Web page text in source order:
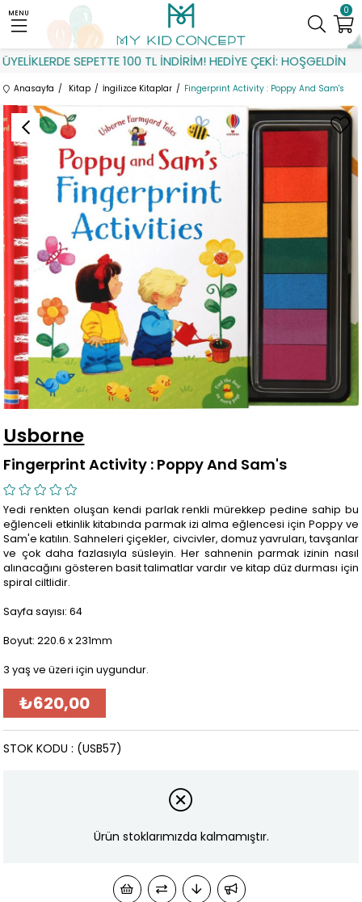
SEPETTE 100 TL İNDİRİM! HEDİYE ÇEKİ: HOŞGELDİN
0
MENU
Anasayfa Kitap İngilizce Kitaplar Fingerprint Activity : Poppy And Sam's
Usborne
Fingerprint Activity : Poppy And Sam's
Yedi renkten oluşan kendi parlak renkli mürekkep pedine sahip bu
eğlenceli etkinlik kitabında parmak izi alma eğlencesi için Poppy ve
Sam'e katılın. Sahneleri çiçekler, civcivler, domuz yavruları, tavşanlar
ve çok daha fazlasıyla süsleyin. Her sahnenin parmak izinin nasıl
alınacağını gösteren basit talimatlar vardır ve kitap düz durması için
spiral ciltlidir.
Sayfa sayısı: 64
Boyut: 220.6 x 231mm
3 yaş ve üzeri için uygundur.
₺620,00
(USB57)
STOK KODU
Ürün stoklarımızda kalmamıştır.